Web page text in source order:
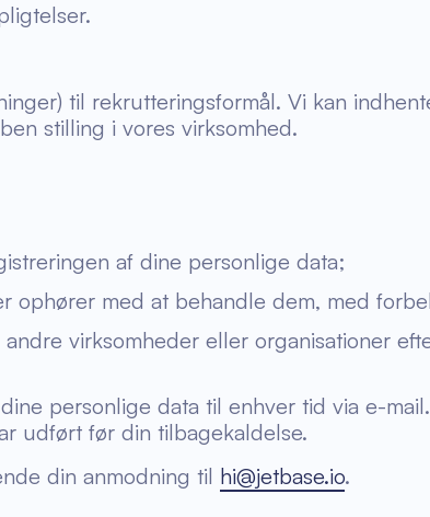
til rekrutteringsformål. Vi kan
stilling i vores virksomhed.
af dine personlige data;
ophører med at behandle dem, med
virksomheder eller organisationer
personlige data til enhver tid via e-
udført før din tilbagekaldelse.
din anmodning til hi@jetbase.io.